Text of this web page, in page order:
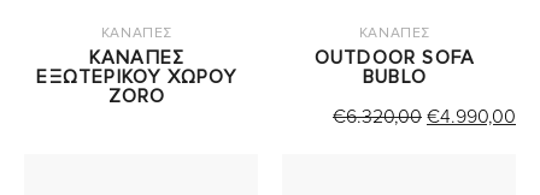
ΚΑΝΑΠΕΣ
ΚΑΝΑΠΕΣ
ΕΞΩΤΕΡΙΚΟΥ ΧΩΡΟΥ
ZORO
ΚΑΝΑΠΕΣ
OUTDOOR SOFA
BUBLO
€6.320,00 ORIGINAL
€4.990,00